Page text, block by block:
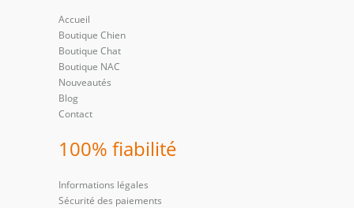
Accueil
Boutique Chien
Boutique Chat
Boutique NAC
Nouveautés
Blog
Contact
100% fiabilité
Informations légales
Sécurité des paiements